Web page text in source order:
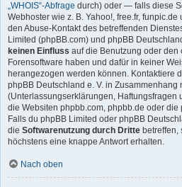
„WHOIS“-Abfrage durch) oder — falls diese
Webhoster wie z. B. Yahoo!, free.fr,
den Abuse-Kontakt des betreffenden
Limited (phpBB.com) und phpBB
keinen Einfluss auf die Benutzung oder den
Forensoftware haben und dafür in keiner
herangezogen werden können. Kontaktiere
phpBB Deutschland e. V. in
(Unterlassungserklärungen, Haftungsfragen
die Websiten phpbb.com, phpbb.de oder
Falls du phpBB Limited oder phpBB
die Softwarenutzung durch Dritte betreffen,
höchstens eine knappe Antwort erhalten.
Nach oben